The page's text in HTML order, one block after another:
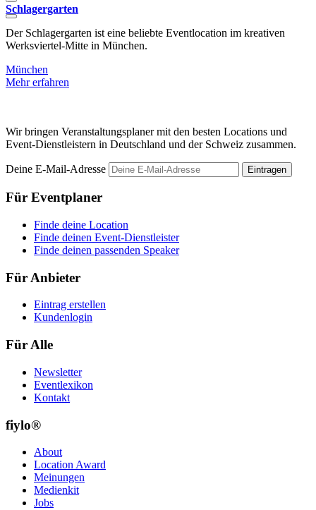
Schlagergarten
Der Schlagergarten ist eine beliebte Eventlocation im kreativen
Werksviertel-Mitte in München.
München
Mehr erfahren
Wir bringen Veranstaltungsplaner mit den besten Locations und
Event-Dienstleistern in Deutschland und der Schweiz zusammen.
Deine E-Mail-Adresse Eintragen
Für Eventplaner
Finde deine Location
Finde deinen Event-Dienstleister
Finde deinen passenden Speaker
Für Anbieter
Eintrag erstellen
Kundenlogin
Für Alle
Newsletter
Eventlexikon
Kontakt
fiylo®
About
Location Award
Meinungen
Medienkit
Jobs